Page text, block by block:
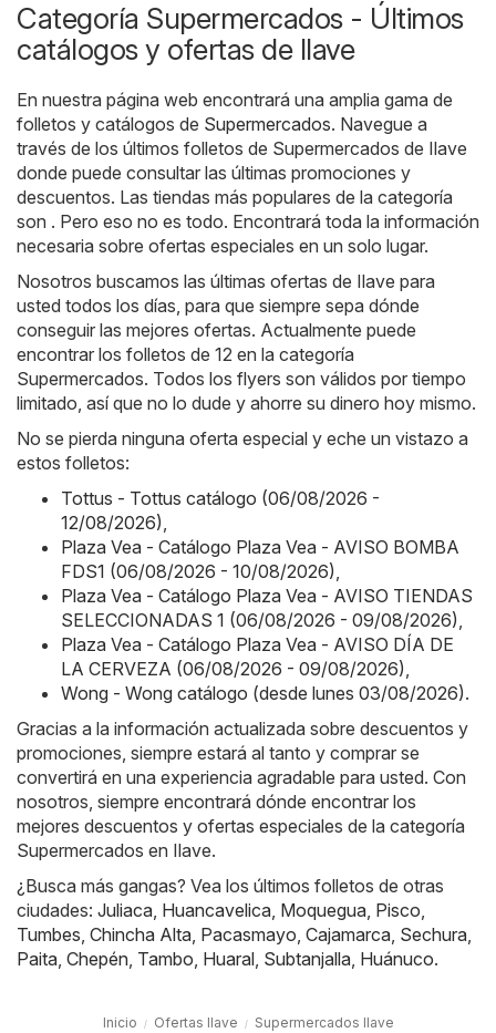
Categoría Supermercados - Últimos
catálogos y ofertas de Ilave
En nuestra página web encontrará una amplia gama de
folletos y catálogos de Supermercados. Navegue a
través de los últimos folletos de Supermercados de Ilave
donde puede consultar las últimas promociones y
descuentos. Las tiendas más populares de la categoría
son . Pero eso no es todo. Encontrará toda la información
necesaria sobre ofertas especiales en un solo lugar.
Nosotros buscamos las últimas ofertas de Ilave para
usted todos los días, para que siempre sepa dónde
conseguir las mejores ofertas. Actualmente puede
encontrar los folletos de 12 en la categoría
Supermercados. Todos los flyers son válidos por tiempo
limitado, así que no lo dude y ahorre su dinero hoy mismo.
No se pierda ninguna oferta especial y eche un vistazo a
estos folletos:
Tottus - Tottus catálogo (06/08/2026 -
12/08/2026),
Plaza Vea - Catálogo Plaza Vea - AVISO BOMBA
FDS1 (06/08/2026 - 10/08/2026),
Plaza Vea - Catálogo Plaza Vea - AVISO TIENDAS
SELECCIONADAS 1 (06/08/2026 - 09/08/2026),
Plaza Vea - Catálogo Plaza Vea - AVISO DÍA DE
LA CERVEZA (06/08/2026 - 09/08/2026),
Wong - Wong catálogo (desde lunes 03/08/2026).
Gracias a la información actualizada sobre descuentos y
promociones, siempre estará al tanto y comprar se
convertirá en una experiencia agradable para usted. Con
nosotros, siempre encontrará dónde encontrar los
mejores descuentos y ofertas especiales de la categoría
Supermercados en Ilave.
¿Busca más gangas? Vea los últimos folletos de otras
ciudades: Juliaca, Huancavelica, Moquegua, Pisco,
Tumbes, Chincha Alta, Pacasmayo, Cajamarca, Sechura,
Paita, Chepén, Tambo, Huaral, Subtanjalla, Huánuco.
Inicio Ofertas Ilave Supermercados Ilave